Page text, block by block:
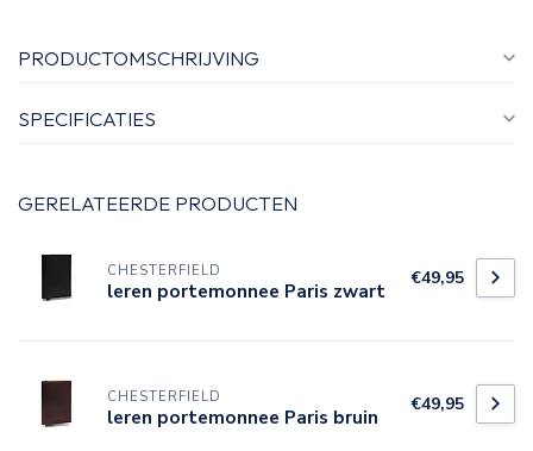
PRODUCTOMSCHRIJVING
SPECIFICATIES
GERELATEERDE PRODUCTEN
CHESTERFIELD
leren portemonnee Paris zwart €49,95
CHESTERFIELD
leren portemonnee Paris bruin €49,95